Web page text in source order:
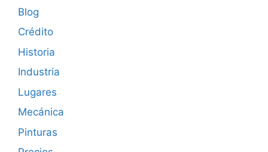
Blog
Crédito
Historia
Industria
Lugares
Mecánica
Pinturas